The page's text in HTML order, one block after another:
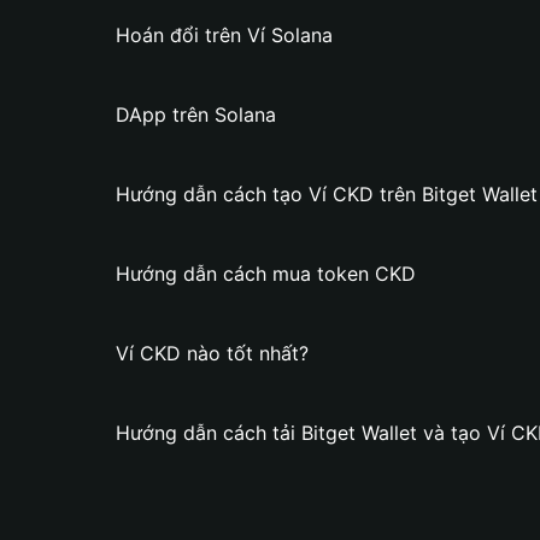
Hoán đổi trên Ví Solana
DApp trên Solana
Hướng dẫn cách tạo Ví CKD trên Bitget Wallet
Hướng dẫn cách mua token CKD
Ví CKD nào tốt nhất?
Hướng dẫn cách tải Bitget Wallet và tạo Ví